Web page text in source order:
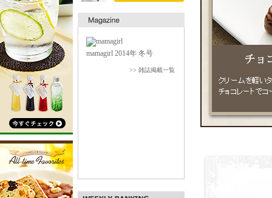
mamagirl 2014年 冬号
>> 雑誌掲載一覧